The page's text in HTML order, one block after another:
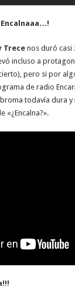
¡Encalnaaa…!
Trece nos duró casi
incluso a
pero si por
de radio
todavía dura y
«¿Encalna?».